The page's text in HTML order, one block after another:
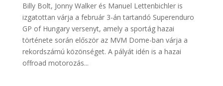
Billy Bolt, Jonny Walker és Manuel Lettenbichler is
izgatottan várja a február 3-án tartandó Superenduro
GP of Hungary versenyt, amely a sportág hazai
története során először az MVM Dome-ban várja a
rekordszámú közönséget. A pályát idén is a hazai
offroad motorozás...